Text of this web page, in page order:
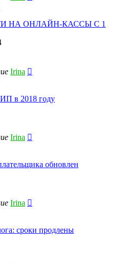
НА ОНЛАЙН-КАССЫ С 1
Irina
в 2018 году
Irina
обновлен
Irina
сроки продлены